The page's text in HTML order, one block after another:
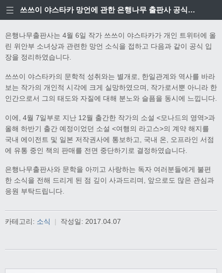
쓰쓰이 야스타카 망언에 관한 은행나무 출판사 공식입장
은행나무출판사는 4월 6일 작가 쓰쓰이 야스타카가 개인 트위터에 올
린 위안부 소녀상과 관련한 망언 소식을 접하고 다음과 같이 공식 입
장을 정리하였습니다.
쓰쓰이 야스타카의 문학적 성취와는 별개로, 한일관계와 역사를 바라
보는 작가의 개인적 시각에 크게 실망하였으며, 작가로서뿐 아니라 한
인간으로서 그의 태도와 자질에 대해 분노와 슬픔을 동시에 느낍니다.
이에, 4월 7일부로 지난 12월 출간한 작가의 소설 <모나드의 영역>과
올해 하반기 출간 예정이었던 소설 <여행의 라고스>의 계약 해지를
국내 에이전트 및 일본 저작권사에 통보하고, 국내 온, 오프라인 서점
에 유통 중인 책의 판매를 전면 중단하기로 결정하였습니다.
은행나무출판사와 문학을 아끼고 사랑하는 독자 여러분들에게 불편
한 소식을 전해 드리게 된 점 깊이 사과드리며, 앞으로도 많은 관심과
응원 부탁드립니다.
카테고리: 소식 | 작성일: 2017.04.07